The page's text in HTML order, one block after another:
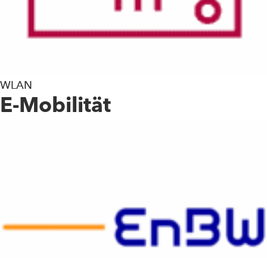
WLAN
E-Mobilität